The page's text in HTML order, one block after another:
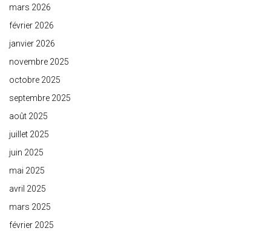
mars 2026
février 2026
janvier 2026
novembre 2025
octobre 2025
septembre 2025
août 2025
juillet 2025
juin 2025
mai 2025
avril 2025
mars 2025
février 2025